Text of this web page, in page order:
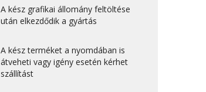
2025. március
2024. november
2024. október
A kész grafikai állomány feltöltése
után elkezdődik a gyártás
A kész terméket a nyomdában is
átveheti vagy igény esetén kérhet
szállítást